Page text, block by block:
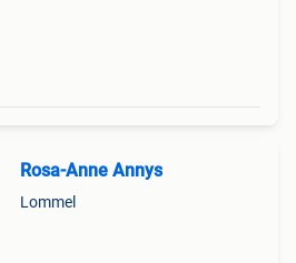
Rosa-Anne Annys
Lommel